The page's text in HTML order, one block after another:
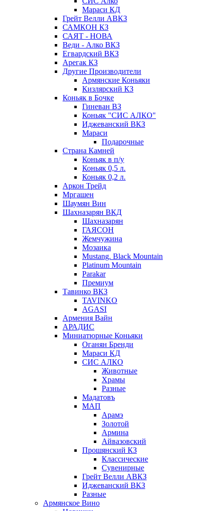
Мараси КД
Грейт Велли АВКЗ
САМКОН КЗ
САЯТ - НОВА
Веди - Алко ВКЗ
Егвардский ВКЗ
Арегак КЗ
Другие Производители
Армянские Коньяки
Кизлярский КЗ
Коньяк в Бочке
Гиневан ВЗ
Коньяк "СИС АЛКО"
Иджеванский ВКЗ
Мараси
Подарочные
Страна Камней
Коньяк в п/у
Коньяк 0,5 л.
Коньяк 0,2 л.
Аркон Трейд
Мргашен
Шаумян Вин
Шахназарян ВКД
Шахназарян
ГАЯСОН
Жемчужина
Мозаика
Mustang. Black Mountain
Platinum Mountain
Parakar
Премиум
Тавинко ВКЗ
TAVINKO
AGASI
Армения Вайн
АРАДИС
Миниатюрные Коньяки
Оганян Бренди
Мараси КД
СИС АЛКО
Животные
Храмы
Разные
Мадатовъ
МАП
Арамэ
Золотой
Армина
Айвазовский
Прошянский КЗ
Классические
Сувенирные
Грейт Велли АВКЗ
Иджеванский ВКЗ
Разные
Армянское Вино